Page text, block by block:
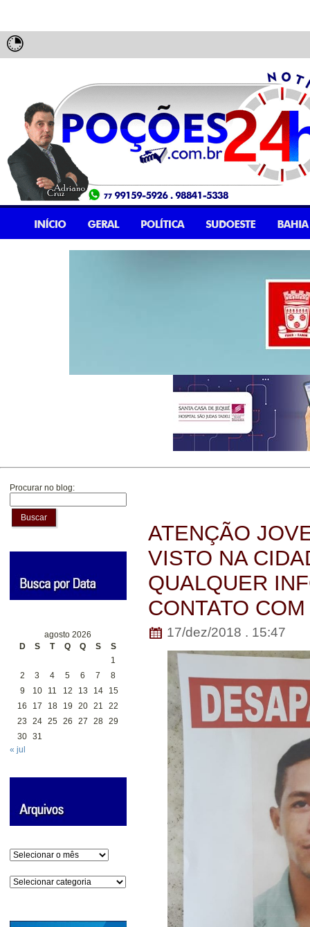
Procurar no blog:
Buscar
agosto 2026
D
S T Q Q S
S
1
2
3 4 5 6 7
8
9
10 11 12 13 14
15
16
17 18 19 20 21
22
23
24 25 26 27 28 29
30 31
« jul
Arquivos
Categorias
ATENÇÃO
VISTO NA
QUALQUER
CONTATO
17/dez/2018 . 15:47